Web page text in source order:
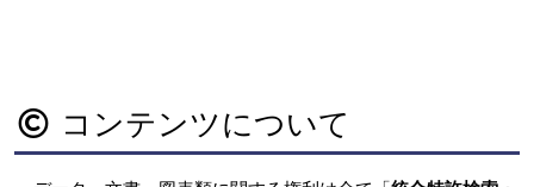
コンテンツについて